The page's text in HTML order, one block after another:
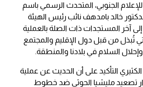
الجنوبي، المتحدث الرسمي باسم
خالد بامدهف نائب رئيس الهيئة
آخر المستجدات ذات الصلة بالعملية
تُبذل من قبل دول الإقليم والمجتمع
السلام في بلادنا والمنطقة.
التأكيد على أن الحديث عن عملية
تصعيد مليشيا الحوثي ضد خطوط